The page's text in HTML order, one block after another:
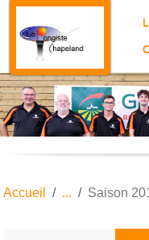
Accueil Saison
Panneau de gestion des